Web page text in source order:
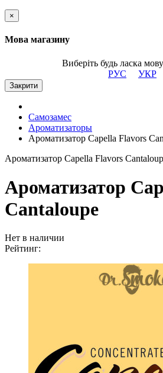
×
Мова магазину
Виберіть будь ласка
РУС
УКР
Закрити
Самозамес
Ароматизаторы
Ароматизатор Capella Flavors
Ароматизатор Capella Flavors
Ароматизатор
Cantaloupe
Нет в наличии
Рейтинг: